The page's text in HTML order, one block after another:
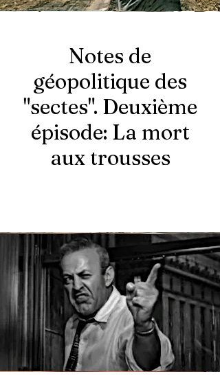
Notes de
géopolitique des
"sectes". Deuxième
épisode: La mort
aux trousses